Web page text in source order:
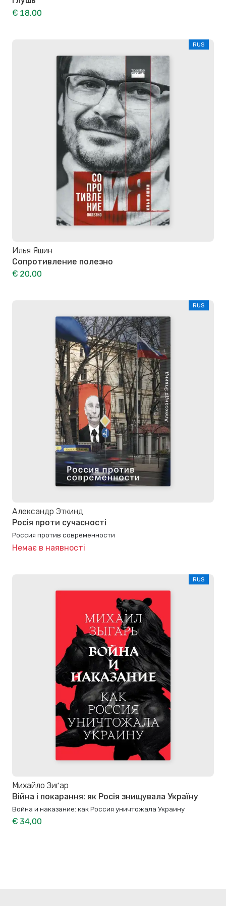
€ 18,00
RUS
Илья Яшин
Сопротивление полезно
€ 20,00
RUS
Александр Эткинд
Росія проти сучасності
Россия против современности
Немає в наявності
RUS
Михайло Зиґар
Війна і покарання: як Росія знищувала Україну
Война и наказание: как Россия уничтожала Украину
€ 34,00